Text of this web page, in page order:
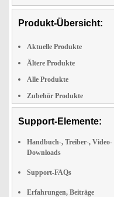
Produkt-Übersicht:
Aktuelle Produkte
Ältere Produkte
Alle Produkte
Zubehör Produkte
Support-Elemente:
Handbuch-, Treiber-, Video-
Downloads
Support-FAQs
Erfahrungen, Beiträge